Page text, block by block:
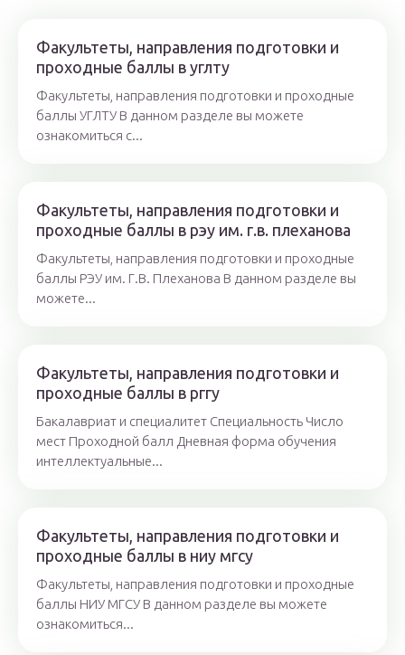
Факультеты, направления подготовки и
проходные баллы в углту
Факультеты, направления подготовки и проходные
баллы УГЛТУ В данном разделе вы можете
ознакомиться с...
Факультеты, направления подготовки и
проходные баллы в рэу им. г.в. плеханова
Факультеты, направления подготовки и проходные
баллы РЭУ им. Г.В. Плеханова В данном разделе вы
можете...
Факультеты, направления подготовки и
проходные баллы в рггу
Бакалавриат и специалитет Специальность Число
мест Проходной балл Дневная форма обучения
интеллектуальные...
Факультеты, направления подготовки и
проходные баллы в ниу мгсу
Факультеты, направления подготовки и проходные
баллы НИУ МГСУ В данном разделе вы можете
ознакомиться...